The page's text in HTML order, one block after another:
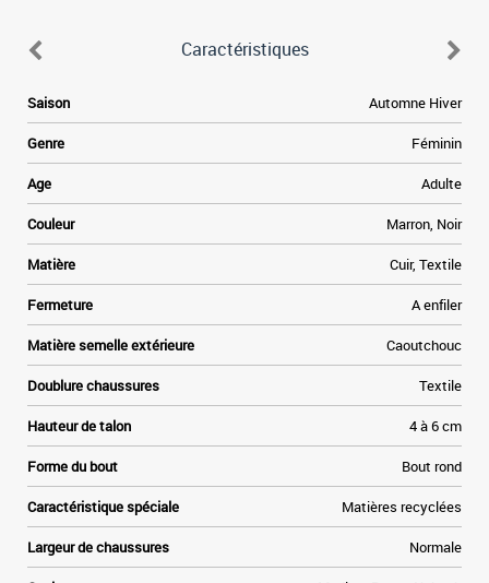
Caractéristiques
Saison Automne Hiver
Genre Féminin
Age Adulte
Couleur Marron, Noir
Matière Cuir, Textile
Fermeture A enfiler
Matière semelle extérieure Caoutchouc
Doublure chaussures Textile
Hauteur de talon 4 à 6 cm
Forme du bout Bout rond
Caractéristique spéciale Matières recyclées
Largeur de chaussures Normale